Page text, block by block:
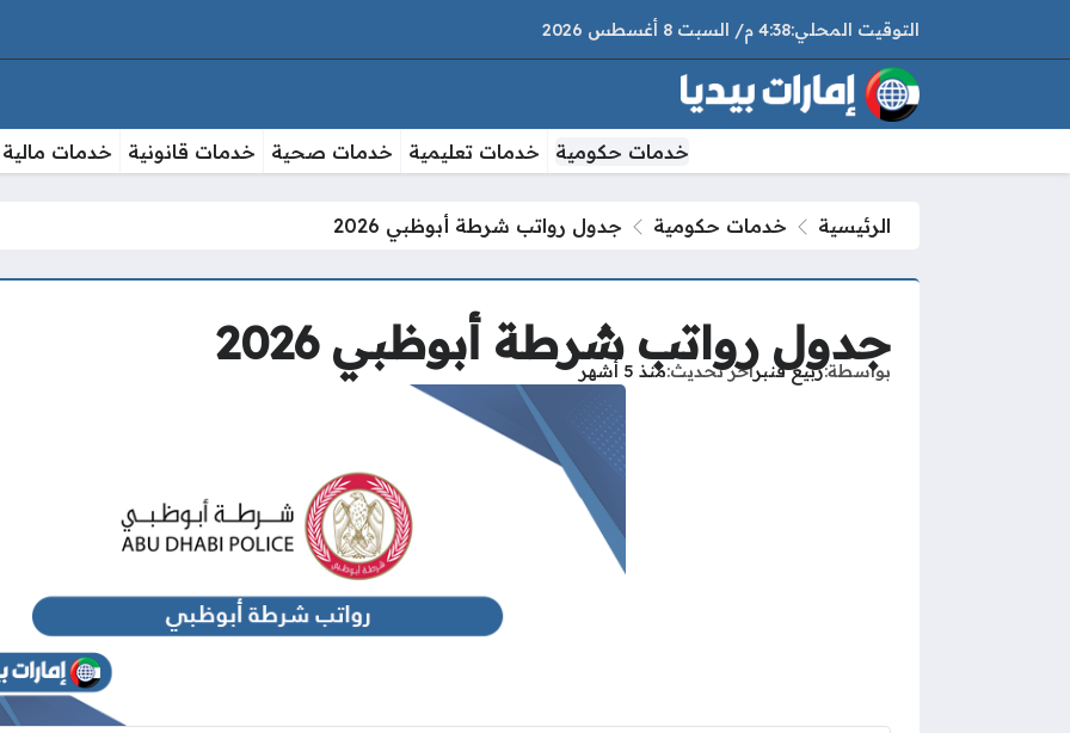
4:38 م السبت 8 أغسطس 2026
خدمات حكومية خدمات تعليمية خدمات صحية خدمات قانونية خدمات مالية
الرئيسية خدمات حكومية جدول رواتب شرطة أبوظبي 2026
جدول رواتب شرطة أبوظبي 2026
بواسطةربيع قنبرآخر تحديث منذ 5 أشهر